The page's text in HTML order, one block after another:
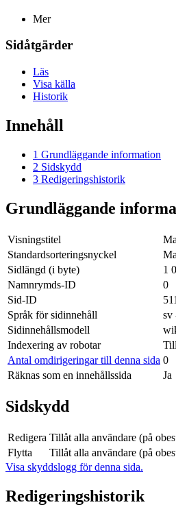
Mer
Sidåtgärder
Läs
Visa källa
Historik
Innehåll
1 Grundläggande information
2 Sidskydd
3 Redigeringshistorik
Grundläggande
Visningstitel
Standardsorteringsnyckel
Sidlängd (i byte)
1
Namnrymds-ID
0
Sid-ID
Språk för sidinnehåll
sv
Sidinnehållsmodell
Indexering av robotar
Antal omdirigeringar till denna sida 0
Räknas som en innehållssida
Ja
Sidskydd
Redigera Tillåt alla användare (på
Flytta
Tillåt alla användare (på
Visa skyddslogg för denna sida.
Redigeringshistorik